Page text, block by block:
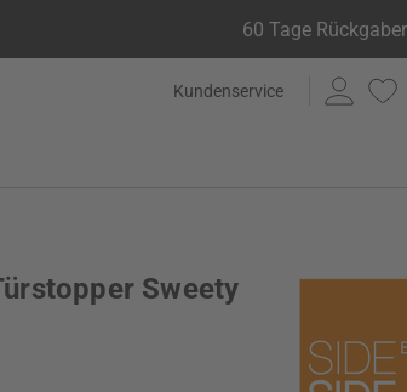
60 Tage
Kundenservice
Sweety